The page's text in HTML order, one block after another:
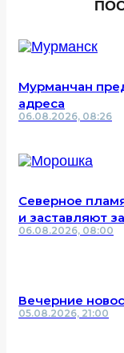
Мурманчан
адреса
06.08.2026, 08:26
Северное
и заставляют
06.08.2026, 08:00
Вечерние
05.08.2026, 21:00